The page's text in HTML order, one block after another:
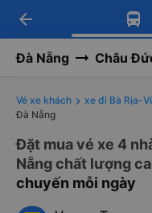
Tải
Nhận ưu
Tải app
-30k/ghế
arrow_back
Đà Nẵng Châu
Vé xe khách xe đi Bà Rịa-
Đà Nẵng
Đặt mua vé xe 4
Nẵng chất lượng
chuyến mỗi ngày